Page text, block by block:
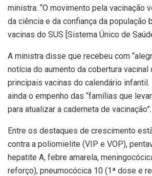
ministra. “O movimento pela vacinação
da ciência e da confiança da população
vacinas do SUS [Sistema Único de
A ministra disse que recebeu com
notícia do aumento da cobertura vacinal
principais vacinas do calendário
ainda o empenho das “famílias que
para atualizar a caderneta de vacinação”.
Entre os destaques de crescimento
contra a poliomielite (VIP e VOP),
hepatite A, febre amarela,
reforço), pneumocócica 10 (1ª dose e